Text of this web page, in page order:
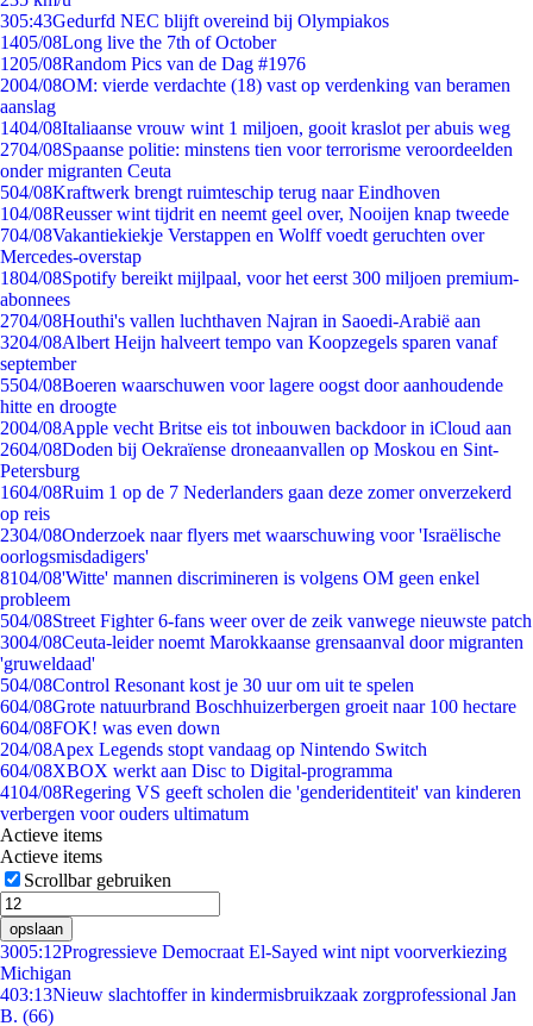
305:43Gedurfd NEC blijft overeind bij Olympiakos
1405/08Long live the 7th of October
1205/08Random Pics van de Dag #1976
2004/08OM: vierde verdachte (18) vast op verdenking van beramen
aanslag
1404/08Italiaanse vrouw wint 1 miljoen, gooit kraslot per abuis weg
2704/08Spaanse politie: minstens tien voor terrorisme veroordeelden
onder migranten Ceuta
504/08Kraftwerk brengt ruimteschip terug naar Eindhoven
104/08Reusser wint tijdrit en neemt geel over, Nooijen knap tweede
704/08Vakantiekiekje Verstappen en Wolff voedt geruchten over
Mercedes-overstap
1804/08Spotify bereikt mijlpaal, voor het eerst 300 miljoen premium-
abonnees
2704/08Houthi's vallen luchthaven Najran in Saoedi-Arabië aan
3204/08Albert Heijn halveert tempo van Koopzegels sparen vanaf
september
5504/08Boeren waarschuwen voor lagere oogst door aanhoudende
hitte en droogte
2004/08Apple vecht Britse eis tot inbouwen backdoor in iCloud aan
2604/08Doden bij Oekraïense droneaanvallen op Moskou en Sint-
Petersburg
1604/08Ruim 1 op de 7 Nederlanders gaan deze zomer onverzekerd
op reis
2304/08Onderzoek naar flyers met waarschuwing voor 'Israëlische
oorlogsmisdadigers'
8104/08'Witte' mannen discrimineren is volgens OM geen enkel
probleem
504/08Street Fighter 6-fans weer over de zeik vanwege nieuwste patch
3004/08Ceuta-leider noemt Marokkaanse grensaanval door migranten
'gruweldaad'
504/08Control Resonant kost je 30 uur om uit te spelen
604/08Grote natuurbrand Boschhuizerbergen groeit naar 100 hectare
604/08FOK! was even down
204/08Apex Legends stopt vandaag op Nintendo Switch
604/08XBOX werkt aan Disc to Digital-programma
4104/08Regering VS geeft scholen die 'genderidentiteit' van kinderen
verbergen voor ouders ultimatum
Actieve items
Actieve items
Scrollbar gebruiken
opslaan
3005:12Progressieve Democraat El-Sayed wint nipt voorverkiezing
Michigan
403:13Nieuw slachtoffer in kindermisbruikzaak zorgprofessional Jan
B. (66)